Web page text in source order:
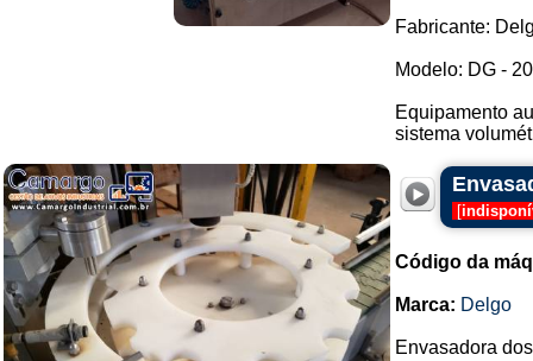
Fabricante:
Modelo: DG -
Equipamento
sistema
[
Código da
Marca: Delgo
Envasadora